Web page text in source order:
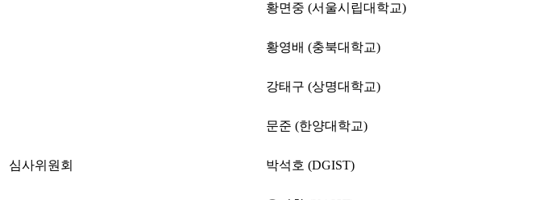
황면중 (서울시립대학교)
황영배 (충북대학교)
심사위원회
강태구 (상명대학교)
문준 (한양대학교)
박석호 (DGIST)